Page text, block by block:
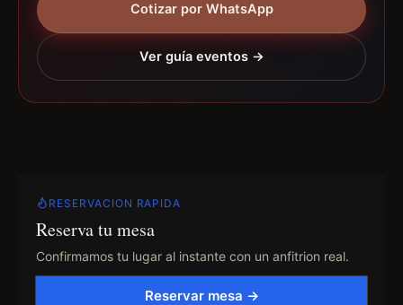
Cotizar por WhatsApp
Ver guía eventos →
RESERVACION RAPIDA
Reserva tu mesa
Confirmamos tu lugar al instante con un anfitrion real.
Reservar mesa →